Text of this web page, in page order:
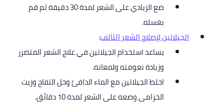
ضع الزبادي على الشعر لمدة 30 دقيقة ثم قم
بغسله.
الجيلاتين لإصلاح الشعر التالف:
يساعد استخدام الجيلاتين في علاج الشعر المتضرر
وزيادة نعومته ولمعانه.
اخلط الجيلاتين مع الماء الدافئ وخل التفاح وزيت
الخزامى وضعه على الشعر لمدة 10 دقائق.